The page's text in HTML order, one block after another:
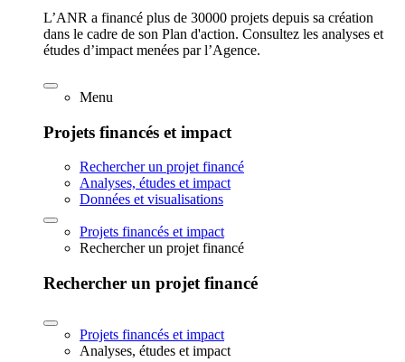
L’ANR a financé plus de 30000 projets depuis sa création
dans le cadre de son Plan d'action. Consultez les analyses et
études d’impact menées par l’Agence.
Menu
Projets financés et impact
Rechercher un projet financé
Analyses, études et impact
Données et visualisations
Projets financés et impact
Rechercher un projet financé
Rechercher un projet financé
Projets financés et impact
Analyses, études et impact